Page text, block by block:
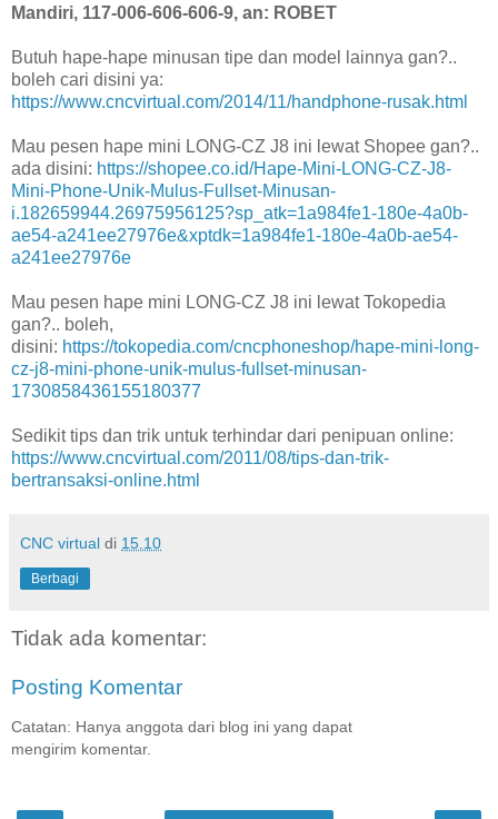
Mandiri, 117-006-606-606-9, an: ROBET
Butuh hape-hape minusan tipe dan model lainnya gan?..
boleh cari disini ya:
https://www.cncvirtual.com/2014/11/handphone-rusak.html
Mau pesen hape mini LONG-CZ J8 ini lewat Shopee gan?..
ada disini: https://shopee.co.id/Hape-Mini-LONG-CZ-J8-
Mini-Phone-Unik-Mulus-Fullset-Minusan-
i.182659944.26975956125?sp_atk=1a984fe1-180e-4a0b-
ae54-a241ee27976e&xptdk=1a984fe1-180e-4a0b-ae54-
a241ee27976e
Mau pesen hape mini LONG-CZ J8 ini lewat Tokopedia
gan?.. boleh,
disini: https://tokopedia.com/cncphoneshop/hape-mini-long-
cz-j8-mini-phone-unik-mulus-fullset-minusan-
1730858436155180377
Sedikit tips dan trik untuk terhindar dari penipuan online:
https://www.cncvirtual.com/2011/08/tips-dan-trik-
bertransaksi-online.html
CNC virtual di 15.10
Berbagi
Tidak ada komentar:
Posting Komentar
Catatan: Hanya anggota dari blog ini yang dapat
mengirim komentar.